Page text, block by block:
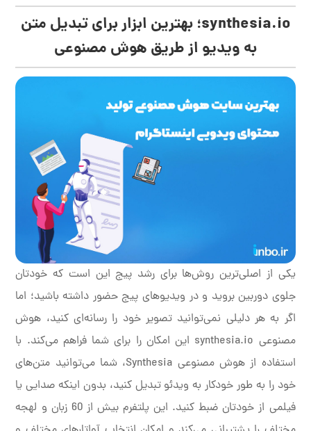
synthesia.io؛ بهترین ابزار برای تبدیل متن
به ویدیو از طریق هوش مصنوعی
یکی از اصلی‌ترین روش‌ها برای رشد پیج این است که خودتان
جلوی دوربین بروید و در ویدیوهای پیج حضور داشته باشید؛ اما
اگر به هر دلیلی نمی‌توانید تصویر خود را رسانه‌ای کنید، هوش
مصنوعی synthesia.io این امکان را برای شما فراهم می‌کند. با
استفاده از هوش مصنوعی Synthesia، شما می‌توانید متن‌های
خود را به طور خودکار به ویدئو تبدیل کنید، بدون اینکه صدایی یا
فیلمی از خودتان ضبط کنید. این پلتفرم بیش از 60 زبان و لهجه